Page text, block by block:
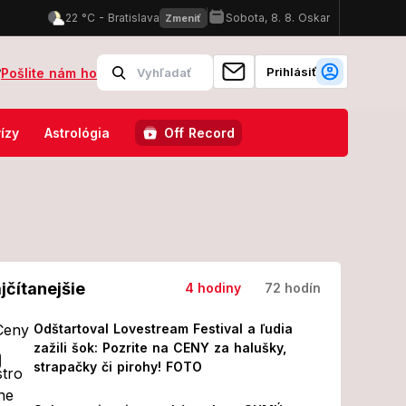
jedno znamenie si musí dať pozor na skryté napätie!
Pošlite nám ho Prihlásiť
Astrológia Off Record
4 hodiny 72 hodín
Odštartoval Lovestream Festival a ľudia
zažili šok: Pozrite na CENY za halušky,
strapačky či pirohy! FOTO